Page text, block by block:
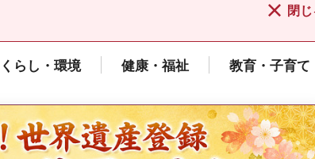
閉じ
くらし・環境 健康・福祉 教育・子育て